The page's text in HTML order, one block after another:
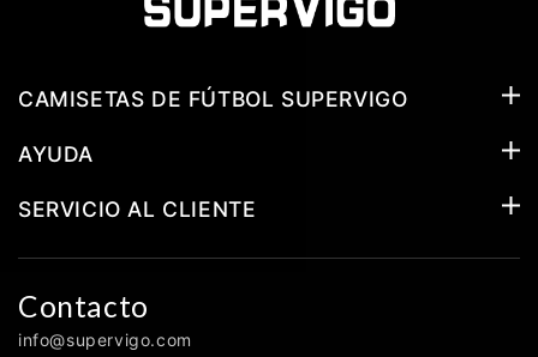
CAMISETAS DE FÚTBOL SUPERVIGO
AYUDA
SERVICIO AL CLIENTE
Contacto
info@supervigo.com